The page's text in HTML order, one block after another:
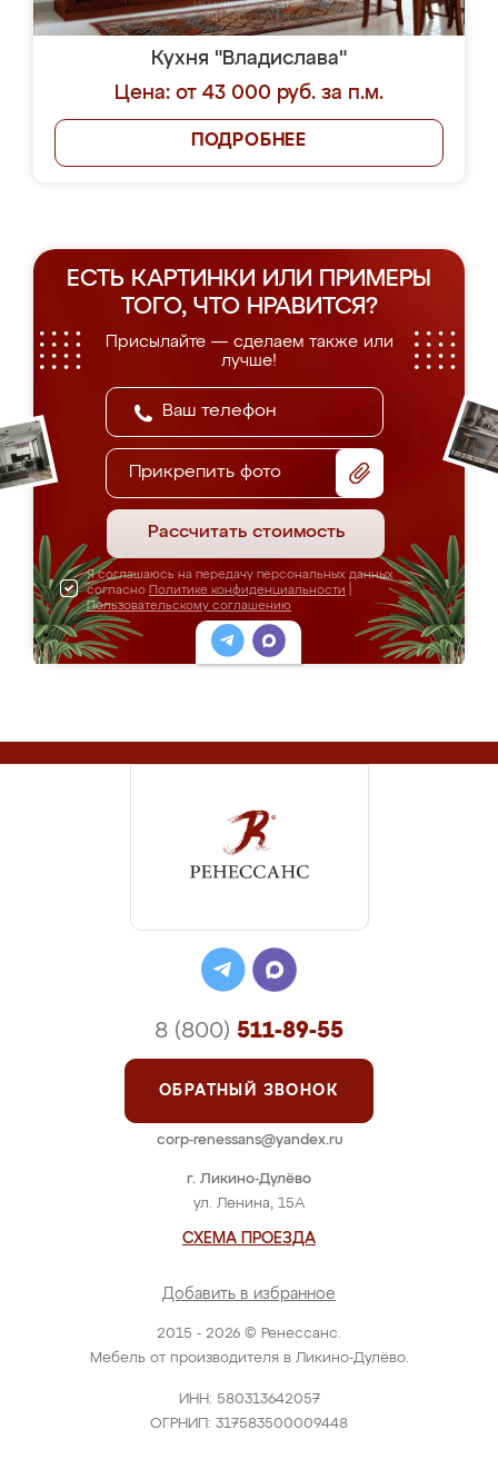
Кухня "Владислава"
Цена: от 43 000 руб. за п.м.
ПОДРОБНЕЕ
ЕСТЬ КАРТИНКИ ИЛИ ПРИМЕРЫ
ТОГО, ЧТО НРАВИТСЯ?
Присылайте — сделаем также или
лучше!
Прикрепить фото
Рассчитать стоимость
Я соглашаюсь на передачу персональных данных
согласно Политике конфиденциальности
Пользовательскому соглашению
2015 - 2026 © Ренессанс.
Мебель от производителя в Ликино-Дулёво.
ИНН: 580313642057
ОГРНИП: 317583500009448
г. Ликино-Дулёво
ул. Ленина, 15А
СХЕМА ПРОЕЗДА
Добавить в избранное
8 (800) 511-89-55
ОБРАТНЫЙ ЗВОНОК
corp-renessans@yandex.ru